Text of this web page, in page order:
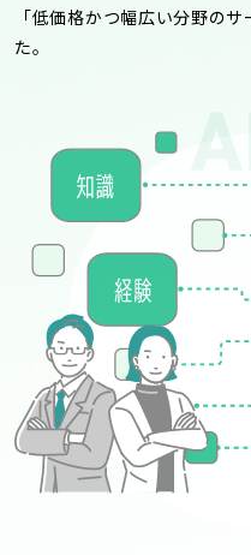
「低価格かつ幅広い分野の
た。